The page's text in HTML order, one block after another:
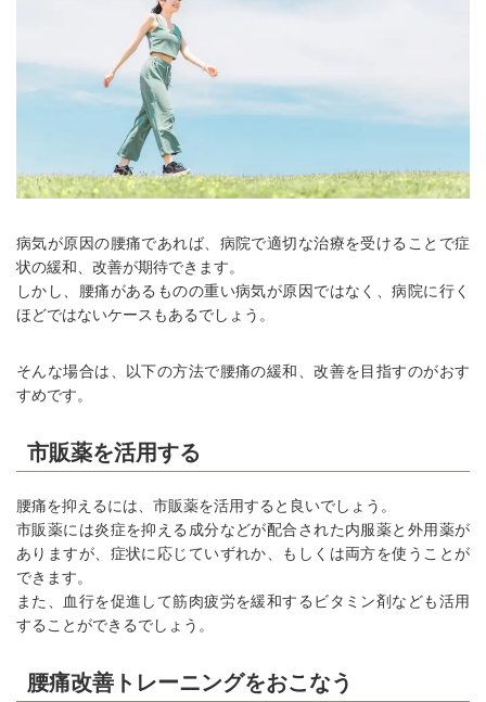
病気が原因の腰痛であれば、病院で適切な治療を受けることで症
状の緩和、改善が期待できます。
しかし、腰痛があるものの重い病気が原因ではなく、病院に行く
ほどではないケースもあるでしょう。
そんな場合は、以下の方法で腰痛の緩和、改善を目指すのがおす
すめです。
市販薬を活用する
腰痛を抑えるには、市販薬を活用すると良いでしょう。
市販薬には炎症を抑える成分などが配合された内服薬と外用薬が
ありますが、症状に応じていずれか、もしくは両方を使うことが
できます。
また、血行を促進して筋肉疲労を緩和するビタミン剤なども活用
することができるでしょう。
腰痛改善トレーニングをおこなう